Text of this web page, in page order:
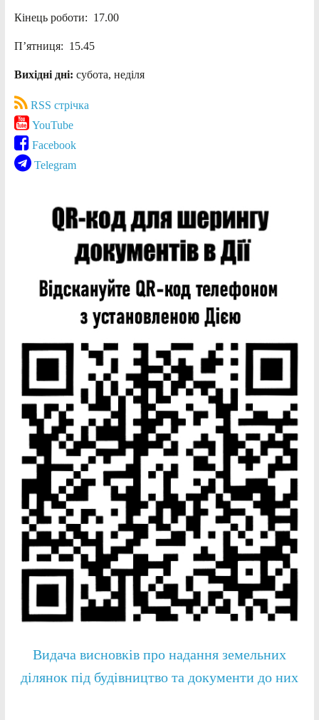
Кінець роботи: 17.00
П’ятниця: 15.45
Вихідні дні: субота, неділя
RSS стрічка
YouTube
Facebook
Telegram
Видача висновків про надання земельних
ділянок під будівництво та документи до них